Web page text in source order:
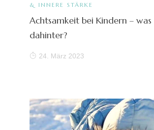
& INNERE STÄRKE
Achtsamkeit bei Kindern –
dahinter?
24. März 2023